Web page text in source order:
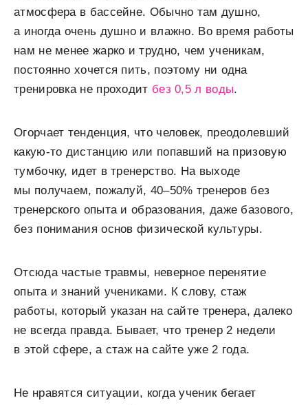
атмосфера в бассейне. Обычно там душно,
а иногда очень душно и влажно. Во время работы
нам не менее жарко и трудно, чем ученикам,
постоянно хочется пить, поэтому ни одна
тренировка не проходит без 0,5 л воды.
Огорчает тенденция, что человек, преодолевший
какую-то дистанцию или попавший на призовую
тумбочку, идет в тренерство. На выходе
мы получаем, пожалуй, 40–50% тренеров без
тренерского опыта и образования, даже базового,
без понимания основ физической культуры.
Отсюда частые травмы, неверное перенятие
опыта и знаний учениками. К слову, стаж
работы, который указан на сайте тренера, далеко
не всегда правда. Бывает, что тренер 2 недели
в этой сфере, а стаж на сайте уже 2 года.
Не нравятся ситуации, когда ученик бегает